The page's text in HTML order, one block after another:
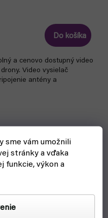
sme vám umožnili
stránky a vďaka
funkcie, výkon a
Do košíka
a cenovo dostupný video
Video vysielač
antény a